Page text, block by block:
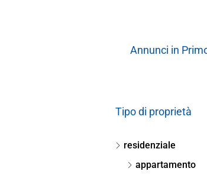
Annunci in
Tipo di proprietà
residenziale
appartamento